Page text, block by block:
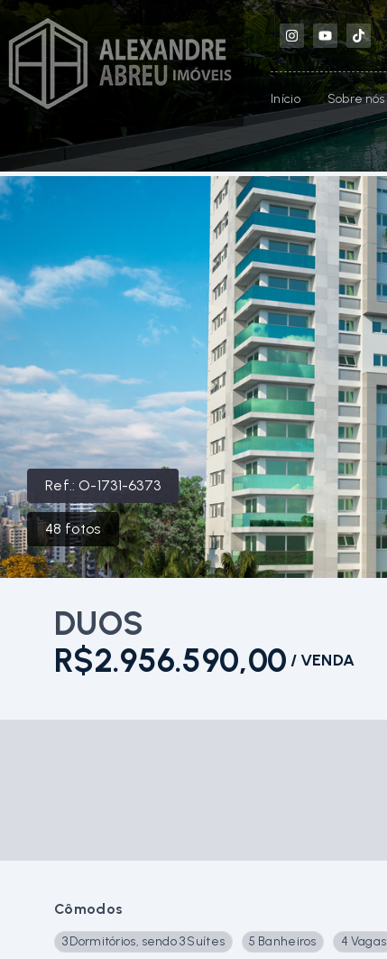
Início Sobre nós
Ref.:O-1731-6373
48 fotos
DUOS
R$2.956.590,00 / VENDA
Cômodos
3 Dormitórios, sendo 3 Suítes 5 Banheiros 4 Vagas